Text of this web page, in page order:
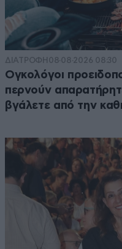
ΔΙΑΤΡΟΦΗ 08·08·2026 08:30
Ογκολόγοι
περνούν
βγάλετε από την